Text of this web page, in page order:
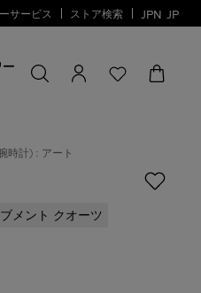
サービス ストア検索 JPN JP
か
を
時計) : アート
メント クオーツ